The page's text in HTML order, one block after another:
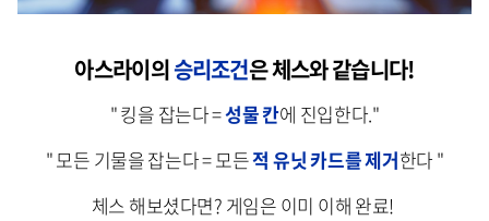
아스라이의승리조건은 체스와 같습니다!
" 킹을 잡는다 =성물 칸에 진입한다."
" 모든 기물을 잡는다 = 모든적 유닛 카드를 제거한다 "
체스 해보셨다면? 게임은 이미 이해 완료!